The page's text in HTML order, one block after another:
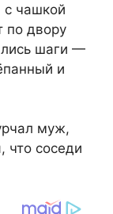
с чашкой
по двору
шаги —
и
муж,
что соседи